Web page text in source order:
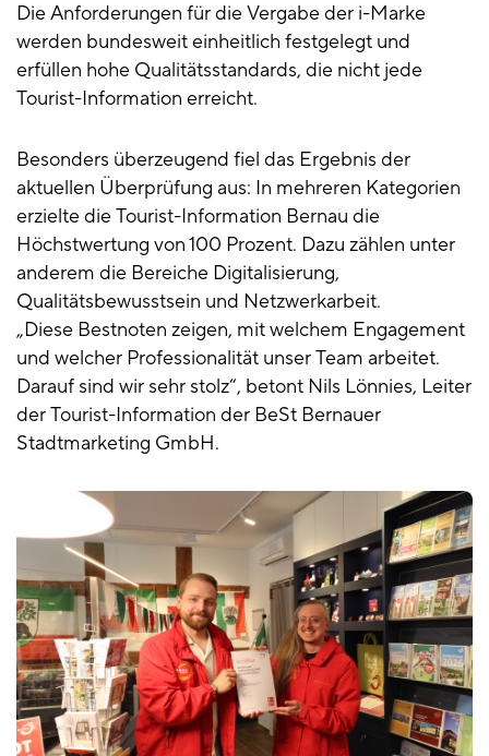
Die Anforderungen für die Vergabe der i-Marke
werden bundesweit einheitlich festgelegt und
erfüllen hohe Qualitätsstandards, die nicht jede
Tourist-Information erreicht.
Besonders überzeugend fiel das Ergebnis der
aktuellen Überprüfung aus: In mehreren Kategorien
erzielte die Tourist-Information Bernau die
Höchstwertung von 100 Prozent. Dazu zählen unter
anderem die Bereiche Digitalisierung,
Qualitätsbewusstsein und Netzwerkarbeit.
„Diese Bestnoten zeigen, mit welchem Engagement
und welcher Professionalität unser Team arbeitet.
Darauf sind wir sehr stolz“, betont Nils Lönnies, Leiter
der Tourist-Information der BeSt Bernauer
Stadtmarketing GmbH.